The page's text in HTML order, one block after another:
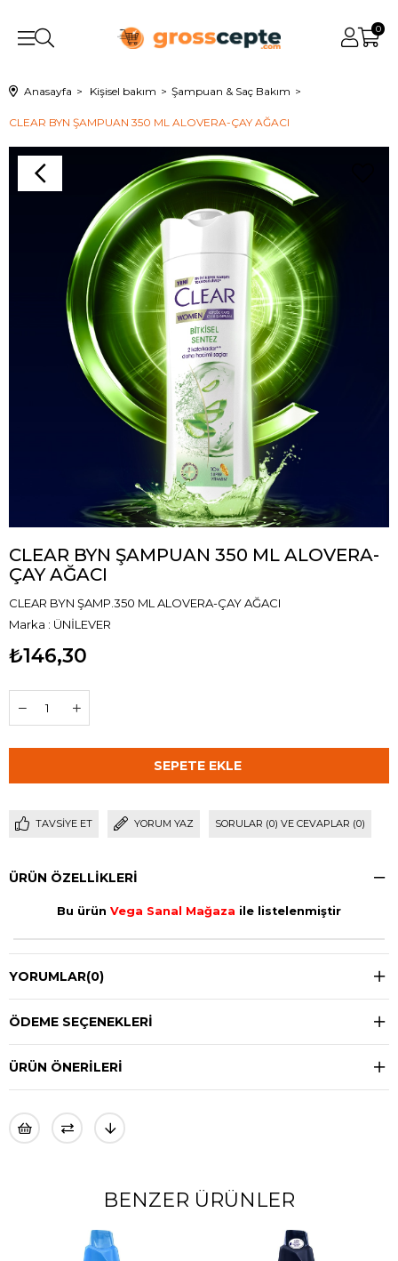
0
Anasayfa Kişisel bakım Şampuan & Saç Bakım
CLEAR BYN ŞAMPUAN 350 ML ALOVERA-ÇAY AĞACI
CLEAR BYN ŞAMPUAN 350 ML ALOVERA-
ÇAY AĞACI
CLEAR BYN ŞAMP.350 ML ALOVERA-ÇAY AĞACI
Marka : ÜNİLEVER
₺146,30
TAVSIYE ET YORUM YAZ SORULAR (0) VE CEVAPLAR (0)
ÜRÜN ÖZELLIKLERI
Bu ürün Vega Sanal Mağaza ile listelenmiştir
YORUMLAR(0)
ÖDEME SEÇENEKLERI
ÜRÜN ÖNERILERI
BENZER ÜRÜNLER